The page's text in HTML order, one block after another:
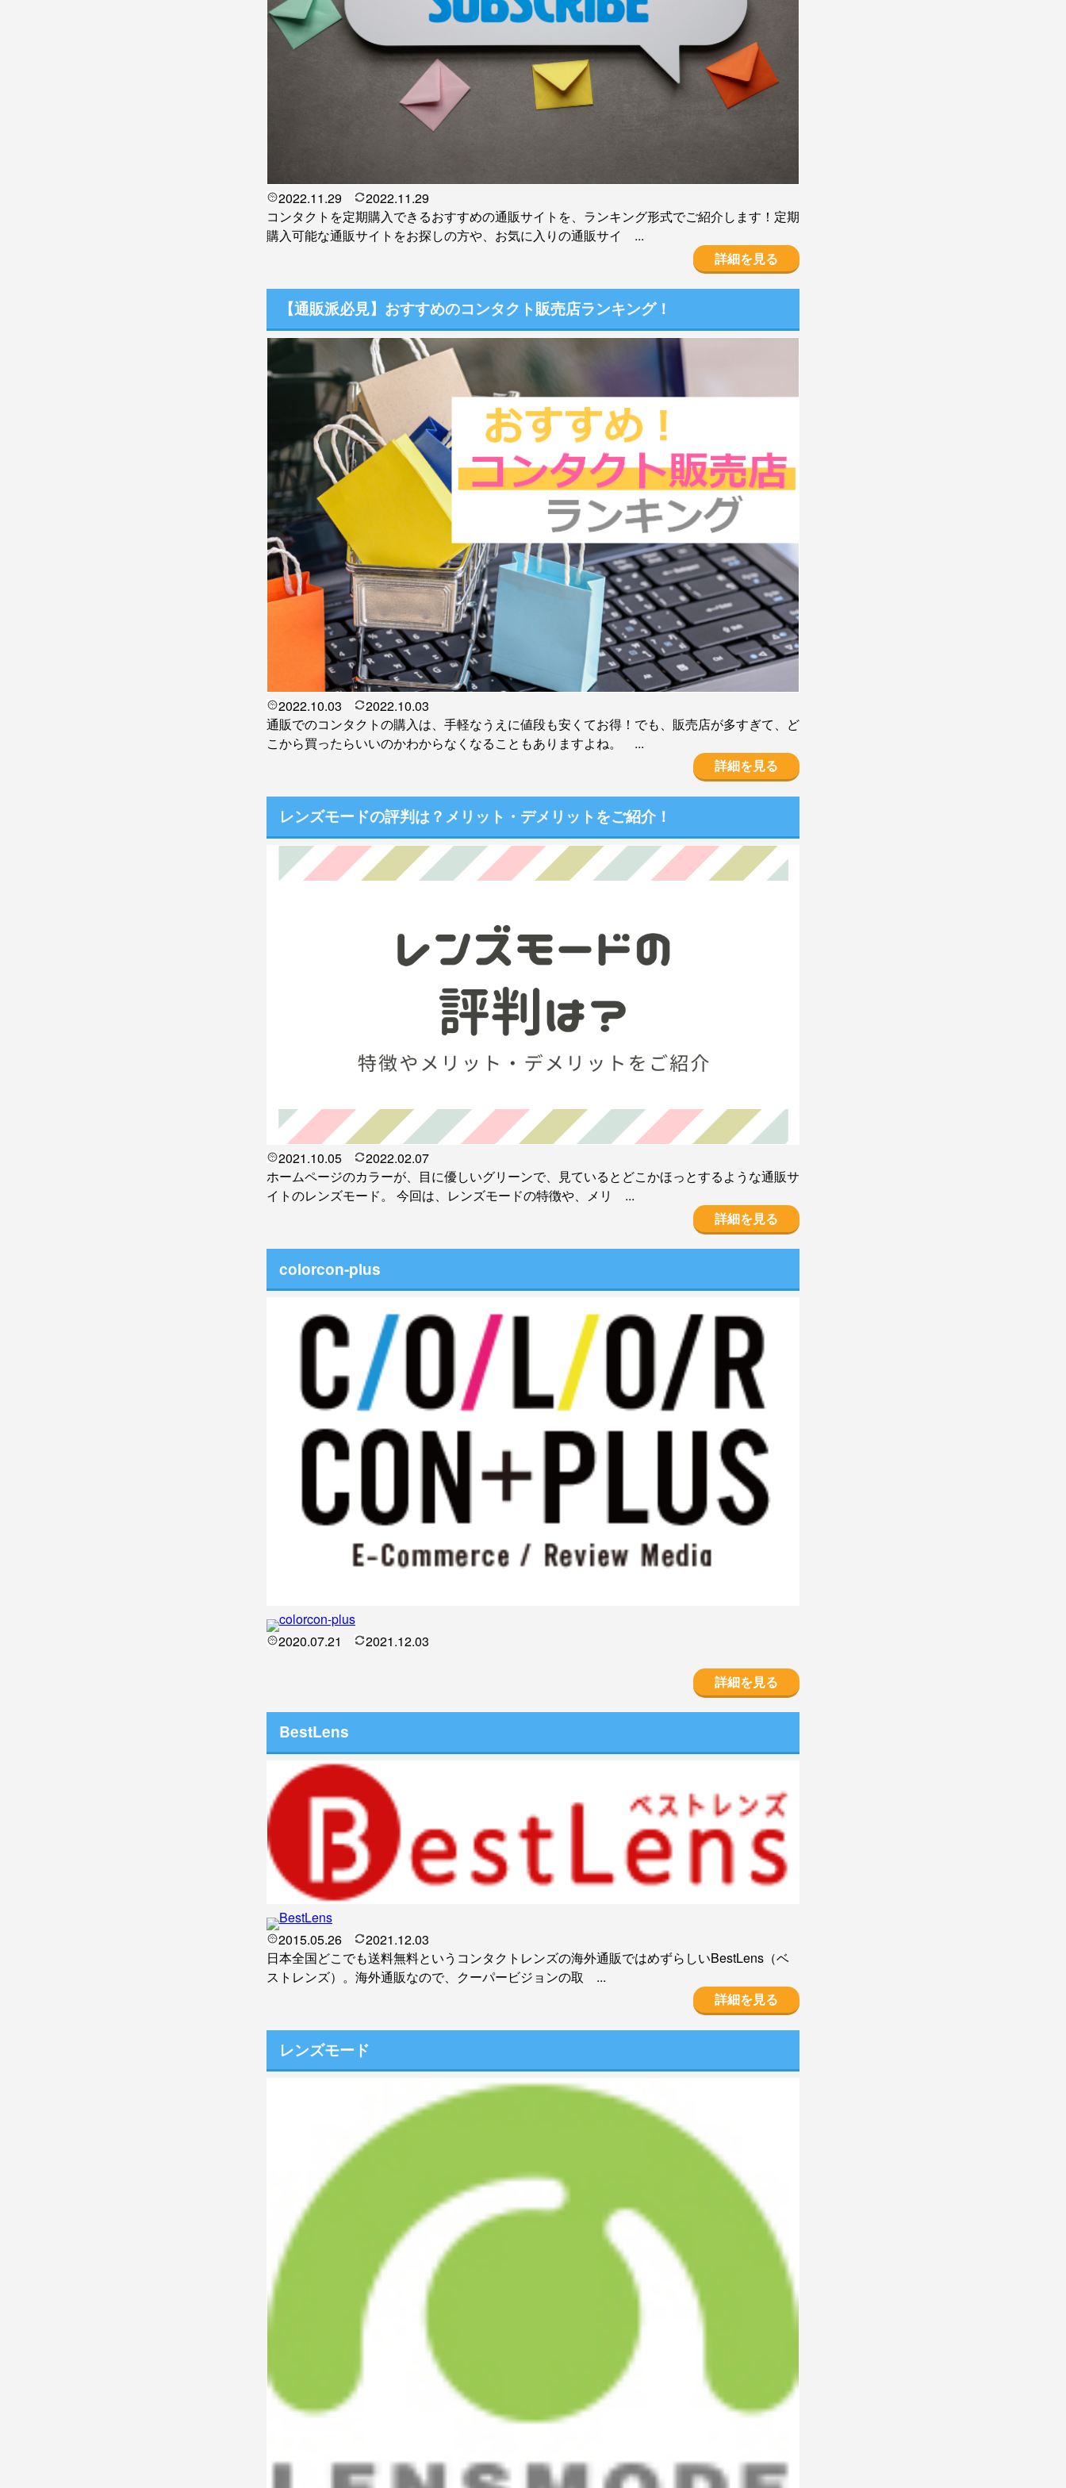
2022.11.29
2022.11.29
コンタクトを定期購入できるおすすめの通販サイトを、ランキング形式でご紹介します！定期
購入可能な通販サイトをお探しの方や、お気に入りの通販サイ ...
詳細を見る
【通販派必見】おすすめのコンタクト販売店ランキング！
2022.10.03
2022.10.03
通販でのコンタクトの購入は、手軽なうえに値段も安くてお得！でも、販売店が多すぎて、ど
こから買ったらいいのかわからなくなることもありますよね。 ...
詳細を見る
レンズモードの評判は？メリット・デメリットをご紹介！
2021.10.05
2022.02.07
ホームページのカラーが、目に優しいグリーンで、見ているとどこかほっとするような通販サ
イトのレンズモード。 今回は、レンズモードの特徴や、メリ ...
詳細を見る
colorcon-plus
2020.07.21 2021.12.03
詳細を見る
BestLens
2015.05.26
2021.12.03
日本全国どこでも送料無料というコンタクトレンズの海外通販ではめずらしいBestLens（ベ
ストレンズ）。海外通販なので、クーパービジョンの取 ...
詳細を見る
レンズモード